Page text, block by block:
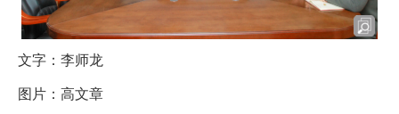
文字：李师龙
图片：高文章